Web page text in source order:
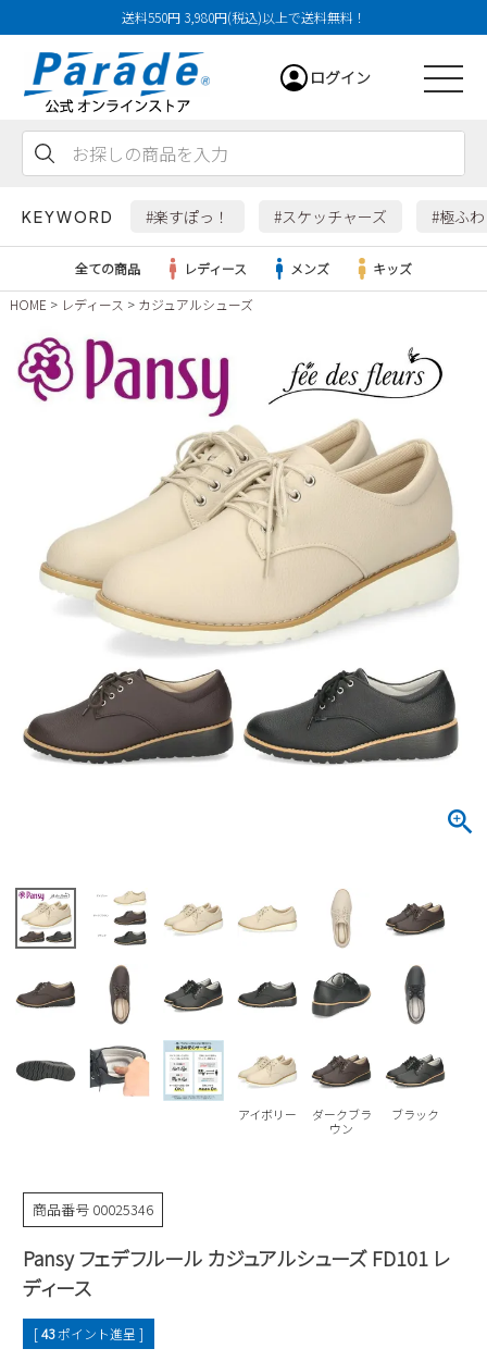
送料550円 3,980円(税込)以上で送料無料！
ログイン
KEYWORD #楽すぽっ！ #スケッチャーズ #極ふ
レディース
レインシューズ
パンプス
スニーカー
ローファー
カジュアルシューズ
ウェア
Parade
SKECHERS
puma
すべての商品
サンダル
レインシューズ
スニーカー
ビジネス・ドレスシューズ
ワークシューズ
ブーツ
ウェア
Parade
EDWIN
new balance
すべての商品
レインシューズ
スニーカー
ブーツ
Parade
new balance
NEW
すべての商品
レディース新入荷
メンズ新入荷
すべての商品
キッズSALE
バッグ
ボディバッグ
ハンドバッグ
ビジネスバッグ
トートバッグ
財布
すべての商品
ケア用品
雑貨
ご利用ガイド
会員サービス
メルマガ購買
営業日カレンダー
全ての商品 レディース メンズ
キッズ
HOME
レディース カジュアルシューズ
アイボリー
ダークブラ
ウン
ブラック
商品番号 00025346
Pansy フェデフルール カジュアルシューズ FD101 レ
ディース
[43ポイント進呈 ]